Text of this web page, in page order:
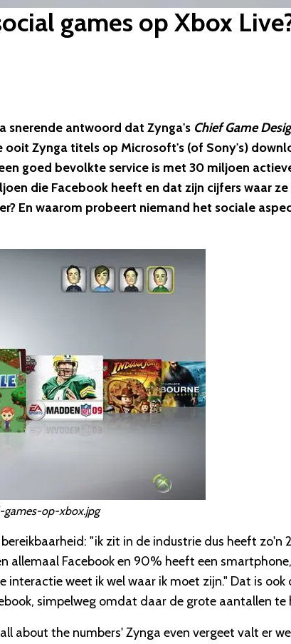
games op Xbox
snerende antwoord dat Zynga's Chief Game
Zynga titels op Microsoft's (of Sony's)
goed bevolkte service is met 30 miljoen
die Facebook heeft en dat zijn cijfers waar
En waarom probeert niemand het sociale
op-xbox.jpg
"ik zit in de industrie dus heeft
allemaal Facebook en 90% heeft een
interactie weet ik wel waar ik moet zijn." Dat is
simpelweg omdat daar de grote aantallen te
about the numbers' Zynga even vergeet valt er